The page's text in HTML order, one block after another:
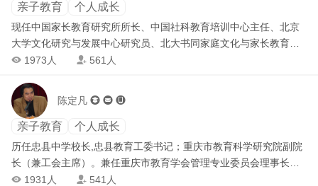
亲子教育 个人成长
现任中国家长教育研究所所长、中国社科教育培训中心主任、北京
大学文化研究与发展中心研究员、北大书同家庭文化与家长教育研
究所所长、北大公学教育研究院院长、北大汇丰商学院EMBA后中
中央党校“社会情绪管理与群众工作创新”及“家长教育、社区管理、
党群关系“课题专家。兼任中国教育学会理事、北京市家庭教育研究
会副会长、北京市科学决策研究会常务理事、北京市教工委专家咨
询委员会委员、北京市教委社区教育顾问、中国关心下一代影视文
化活动办公室专家组组长、中国关心下一代家长教育工程专家，北
京市委宣传部、大连市委宣传部未成年人教育顾问。曾任中国预防
 1973人 561人
陈定凡   
亲子教育 个人成长
历任忠县中学校长,忠县教育工委书记；重庆市教育科学研究院副院
长（兼工会主席）。兼任重庆市教育学会管理专业委员会理事长。
先后荣获四川省有突出贡献专家、全国优秀教师、全国优秀教育工
 1931人 541人